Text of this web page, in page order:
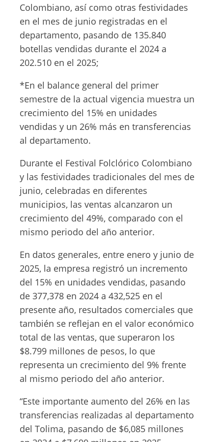
Colombiano, así como otras festividades
en el mes de junio registradas en el
departamento, pasando de 135.840
botellas vendidas durante el 2024 a
202.510 en el 2025;
*En el balance general del primer
semestre de la actual vigencia muestra un
crecimiento del 15% en unidades
vendidas y un 26% más en transferencias
al departamento.
Durante el Festival Folclórico Colombiano
y las festividades tradicionales del mes de
junio, celebradas en diferentes
municipios, las ventas alcanzaron un
crecimiento del 49%, comparado con el
mismo periodo del año anterior.
En datos generales, entre enero y junio de
2025, la empresa registró un incremento
del 15% en unidades vendidas, pasando
de 377,378 en 2024 a 432,525 en el
presente año, resultados comerciales que
también se reflejan en el valor económico
total de las ventas, que superaron los
$8.799 millones de pesos, lo que
representa un crecimiento del 9% frente
al mismo periodo del año anterior.
“Este importante aumento del 26% en las
transferencias realizadas al departamento
del Tolima, pasando de $6,085 millones